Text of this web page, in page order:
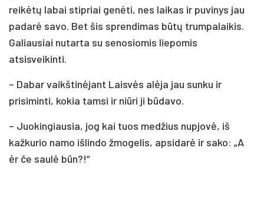
reikėtų labai stipriai genėti, nes laikas ir puvinys jau
padarė savo. Bet šis sprendimas būtų trumpalaikis.
Galiausiai nutarta su senosiomis liepomis
atsisveikinti.
– Dabar vaikštinėjant Laisvės alėja jau sunku ir
prisiminti, kokia tamsi ir niūri ji būdavo.
– Juokingiausia, jog kai tuos medžius nupjovė, iš
kažkurio namo išlindo žmogelis, apsidarė ir sako: „A
ėr če saulė būn?!“